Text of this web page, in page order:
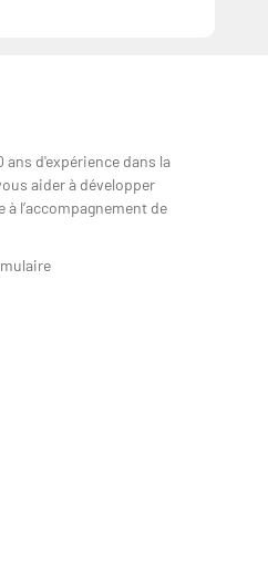
d'expérience dans la
aider à développer
l’accompagnement de